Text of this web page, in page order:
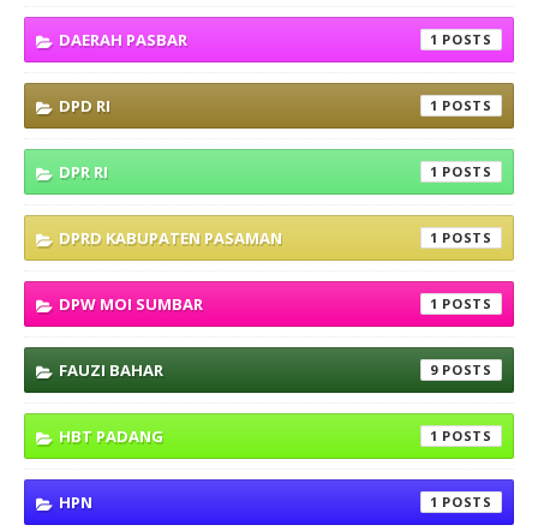
DAERAH PASBAR 1
DPD RI 1
DPR RI 1
DPRD KABUPATEN PASAMAN 1
DPW MOI SUMBAR 1
FAUZI BAHAR 9
HBT PADANG 1
HPN 1